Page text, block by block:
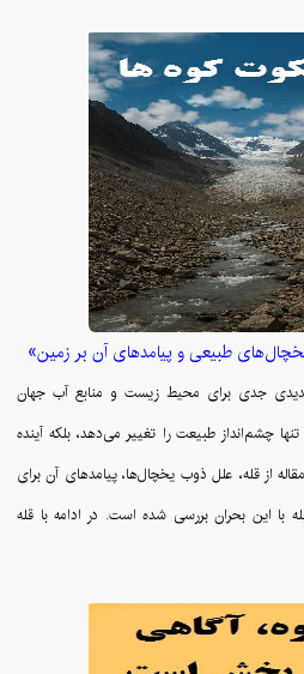
طبیعی و پیامدهای آن بر زمین»
جدی برای محیط زیست و منابع آب جهان
چشم‌انداز طبیعت را تغییر می‌دهد، بلکه آینده
از قله، علل ذوب یخچال‌ها، پیامدهای آن برای
با این بحران بررسی شده است. در ادامه با قله